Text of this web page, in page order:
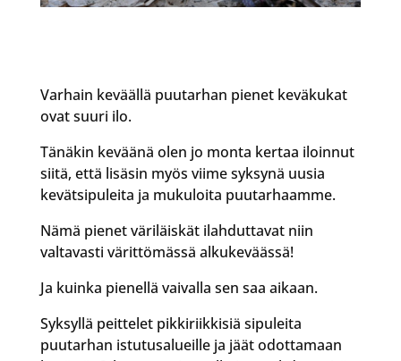
Varhain keväällä puutarhan pienet keväkukat
ovat suuri ilo.
Tänäkin keväänä olen jo monta kertaa iloinnut
siitä, että lisäsin myös viime syksynä uusia
kevätsipuleita ja mukuloita puutarhaamme.
Nämä pienet väriläiskät ilahduttavat niin
valtavasti värittömässä alkukeväässä!
Ja kuinka pienellä vaivalla sen saa aikaan.
Syksyllä peittelet pikkiriikkisiä sipuleita
puutarhan istutusalueille ja jäät odottamaan